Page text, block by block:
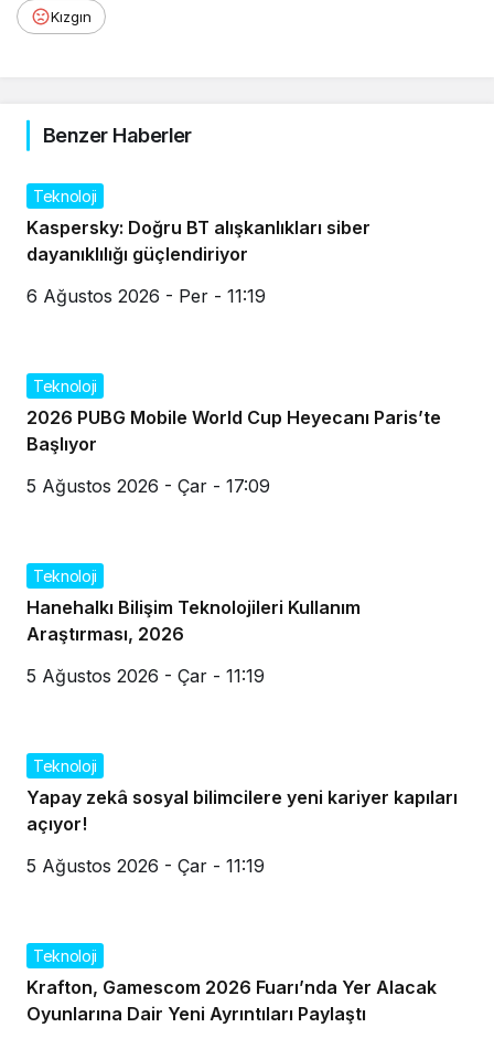
Kızgın
Benzer Haberler
Teknoloji
Kaspersky: Doğru BT alışkanlıkları siber
dayanıklılığı güçlendiriyor
6 Ağustos 2026 - Per - 11:19
Teknoloji
2026 PUBG Mobile World Cup Heyecanı Paris’te
Başlıyor
5 Ağustos 2026 - Çar - 17:09
Teknoloji
Hanehalkı Bilişim Teknolojileri Kullanım
Araştırması, 2026
5 Ağustos 2026 - Çar - 11:19
Teknoloji
Yapay zekâ sosyal bilimcilere yeni kariyer kapıları
açıyor!
5 Ağustos 2026 - Çar - 11:19
Teknoloji
Krafton, Gamescom 2026 Fuarı’nda Yer Alacak
Oyunlarına Dair Yeni Ayrıntıları Paylaştı